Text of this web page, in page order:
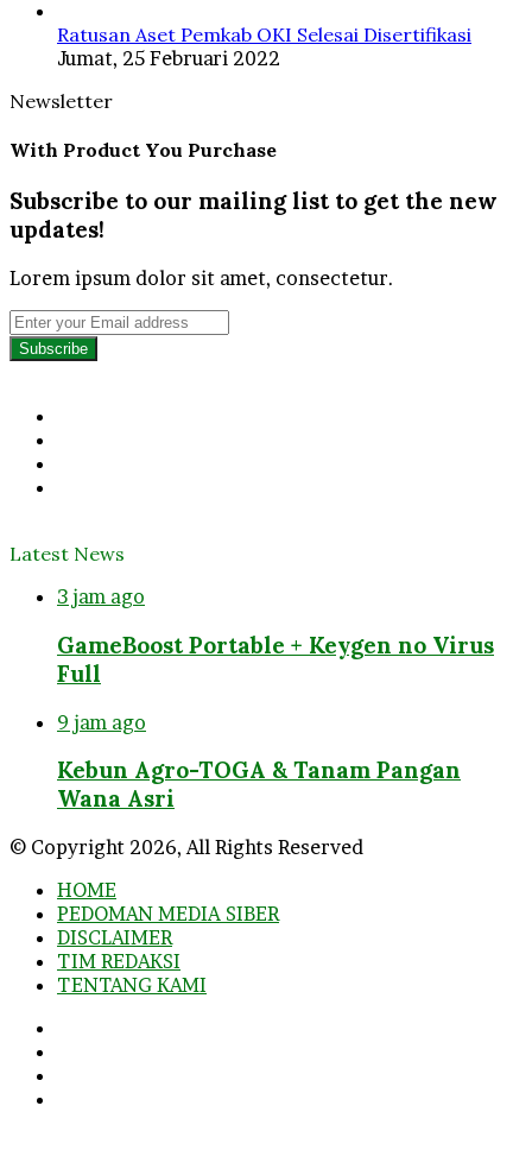
Ratusan Aset Pemkab OKI Selesai Disertifikasi
Jumat, 25 Februari 2022
Newsletter
With Product You Purchase
Subscribe to our mailing list to get the new
updates!
Lorem ipsum dolor sit amet, consectetur.
Enter
your
Email
Latest News
3 jam ago
GameBoost Portable + Keygen no Virus
Full
9 jam ago
Kebun Agro-TOGA & Tanam Pangan
Wana Asri
© Copyright 2026, All Rights Reserved
HOME
PEDOMAN MEDIA SIBER
DISCLAIMER
TIM REDAKSI
TENTANG KAMI